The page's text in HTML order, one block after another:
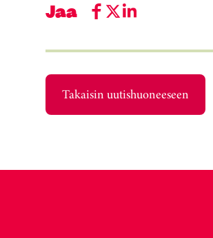
Jaa
Takaisin uutishuoneeseen